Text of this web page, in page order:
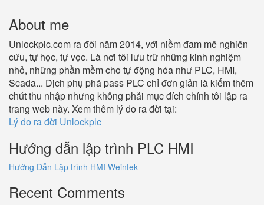
About me
Unlockplc.com ra đời năm 2014, với niềm đam mê nghiên
cứu, tự học, tự vọc. Là nơi tôi lưu trữ những kinh nghiệm
nhỏ, những phần mềm cho tự động hóa như PLC, HMI,
Scada... Dịch phụ phá pass PLC chỉ đơn giản là kiếm thêm
chút thu nhập nhưng không phải mục đích chính tôi lập ra
trang web này. Xem thêm lý do ra đời tại:
Lý do ra đời Unlockplc
Hướng dẫn lập trình PLC HMI
Hướng Dẫn Lập trình HMI Weintek
Recent Comments